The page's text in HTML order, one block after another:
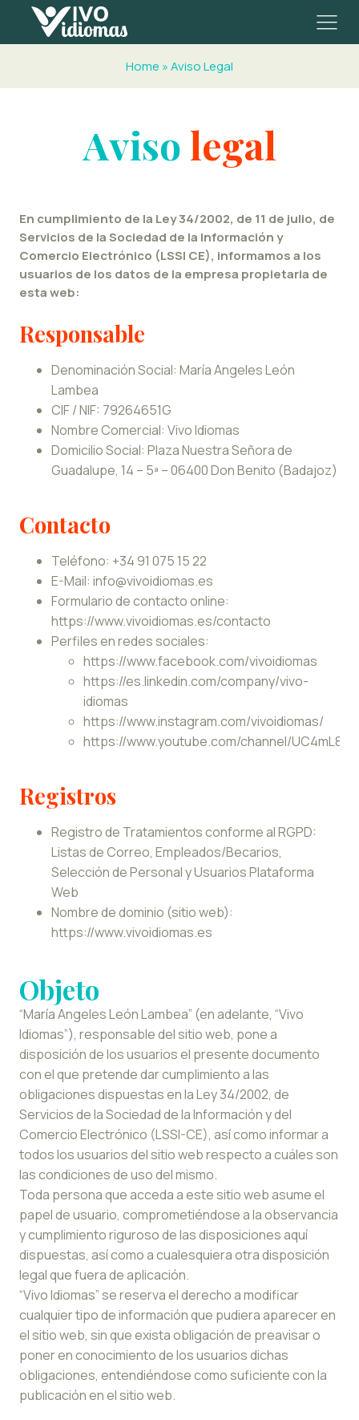
Home »Aviso Legal
Aviso legal
En cumplimiento de la Ley 34/2002, de 11 de julio, de
Servicios de la Sociedad de la Información y
Comercio Electrónico (LSSI CE), informamos a los
usuarios de los datos de la empresa propietaria de
esta web:
Responsable
Denominación Social: María Angeles León
Lambea
CIF / NIF: 79264651G
Nombre Comercial: Vivo Idiomas
Domicilio Social: Plaza Nuestra Señora de
Guadalupe, 14 – 5ª – 06400 Don Benito (Badajoz)
Contacto
Teléfono: +34 91 075 15 22
E-Mail: info@vivoidiomas.es
Formulario de contacto online:
https://www.vivoidiomas.es/contacto
Perfiles en redes sociales:
https://www.facebook.com/vivoidiomas
https://es.linkedin.com/company/vivo-
idiomas
https://www.instagram.com/vivoidiomas/
https://www.youtube.com/channel/
Registros
Registro de Tratamientos conforme al RGPD:
Listas de Correo, Empleados/Becarios,
Selección de Personal y Usuarios Plataforma
Web
Nombre de dominio (sitio web):
https://www.vivoidiomas.es
Objeto
“María Angeles León Lambea” (en adelante, “Vivo
Idiomas”), responsable del sitio web, pone a
disposición de los usuarios el presente documento
con el que pretende dar cumplimiento a las
obligaciones dispuestas en la Ley 34/2002, de
Servicios de la Sociedad de la Información y del
Comercio Electrónico (LSSI-CE), así como informar a
todos los usuarios del sitio web respecto a cuáles son
las condiciones de uso del mismo.
Toda persona que acceda a este sitio web asume el
papel de usuario, comprometiéndose a la observancia
y cumplimiento riguroso de las disposiciones aquí
dispuestas, así como a cualesquiera otra disposición
legal que fuera de aplicación.
“Vivo Idiomas” se reserva el derecho a modificar
cualquier tipo de información que pudiera aparecer en
el sitio web, sin que exista obligación de preavisar o
poner en conocimiento de los usuarios dichas
obligaciones, entendiéndose como suficiente con la
publicación en el sitio web.